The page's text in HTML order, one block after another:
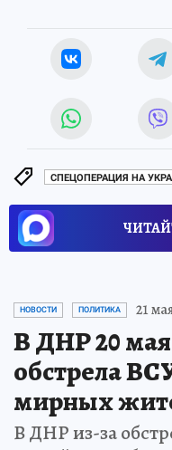
СПЕЦОПЕРАЦИЯ НА
НОВОСТИ ПОЛИТИКА 21
В ДНР 20 мая
обстрела
мирных
В ДНР из-за